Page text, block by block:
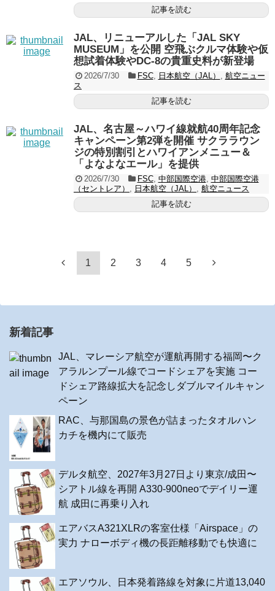
記事を読む
JAL、リニューアルした「JAL SKY
MUSEUM」を公開 空飛ぶクルマ体験や仮
想試着体験やDC-8の貴重史料が新登場
2026/7/30 FSC, 日本航空（JAL） , 航空ニュー
ス
記事を読む
JAL、名古屋～ハワイ線就航40周年記念
キャンペーン第2弾を開催 サクララウン
ジの特別割引とハワイアンメニュー＆
「よなよなエール」を提供
2026/7/30 FSC, 中部国際空港, 中部国際空港
（セントレア） , 日本航空（JAL） , 航空ニュース
記事を読む
1 2 3 4 5
新着記事
JAL、マレーシア航空が運航再開する福岡〜ク
アラルンプール線でコードシェアを実施 コー
ドシェア路線拡大を記念しダブルマイルキャン
ペーン
RAC、与那国島の景色が詰まったタオルハン
カチを機内にて販売
デルタ航空、2027年3月27日より東京/成田〜
シアトル線を再開 A330-900neoでデイリー運
航 成田に再乗り入れ
エアバスA321XLRの客室仕様「Airspace」の
実力 ナローボディ機の長距離移動でも快適に
エアソウル、日本発着路線を対象に片道13,040